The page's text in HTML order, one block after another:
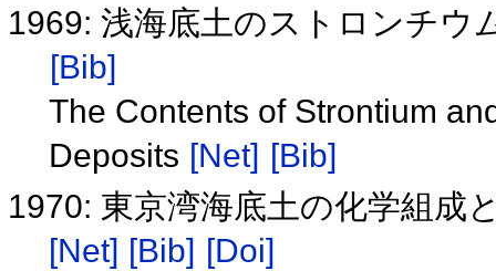
1969: 浅海底土のストロンチ
[Bib]
The Contents of Strontium
Deposits [Net] [Bib]
1970: 東京湾海底土の化学組成
[Net] [Bib] [Doi]